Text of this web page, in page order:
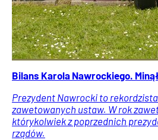
Bilans Karola Nawrockiego.
Prezydent Nawrocki to
zawetowanych ustaw. W rok
którykolwiek z poprzednich
rządów.